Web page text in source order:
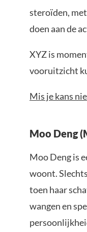
steroïden,
doen aan de
XYZ is
vooruitzicht
Mis je kans
Moo Deng
Moo Deng is
woont.
toen haar
wangen en